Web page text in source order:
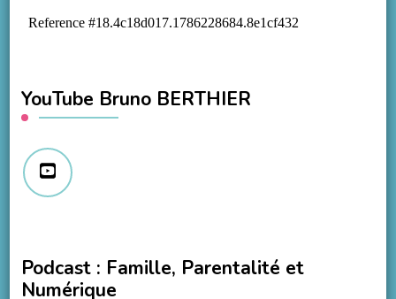
YouTube Bruno BERTHIER
Podcast : Famille, Parentalité et
Numérique